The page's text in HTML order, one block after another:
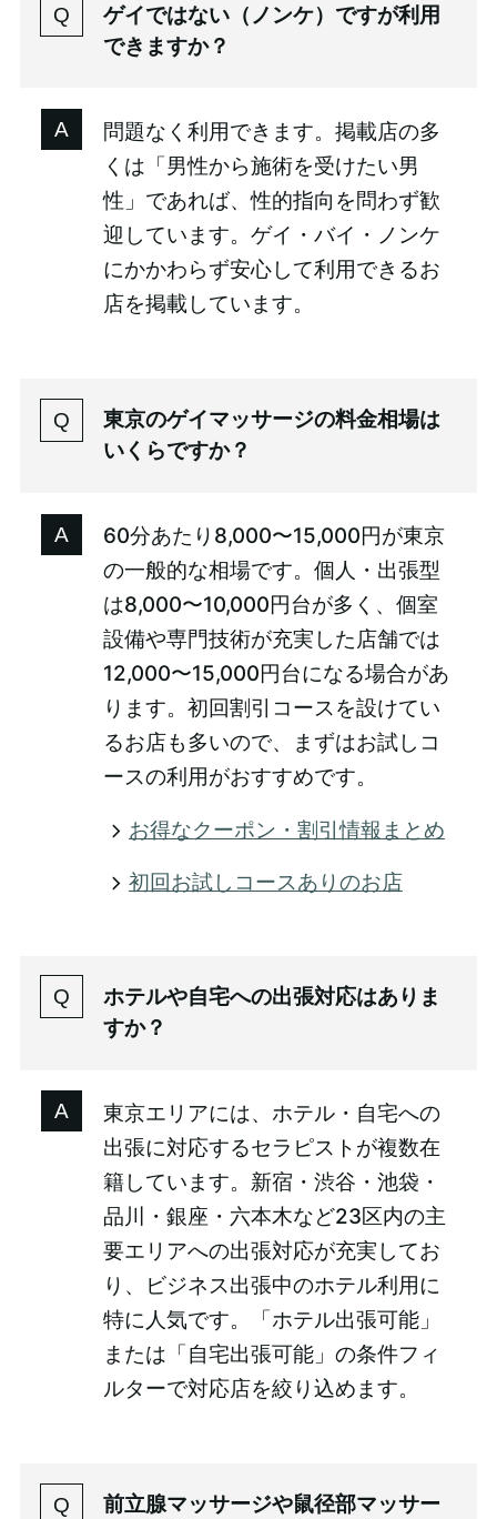
ゲイではない（ノンケ）ですが利用
できますか？
問題なく利用できます。掲載店の多
くは「男性から施術を受けたい男
性」であれば、性的指向を問わず歓
迎しています。ゲイ・バイ・ノンケ
にかかわらず安心して利用できるお
店を掲載しています。
東京のゲイマッサージの料金相場は
いくらですか？
60分あたり8,000〜15,000円が東京
の一般的な相場です。個人・出張型
は8,000〜10,000円台が多く、個室
設備や専門技術が充実した店舗では
12,000〜15,000円台になる場合があ
ります。初回割引コースを設けてい
るお店も多いので、まずはお試しコ
ースの利用がおすすめです。
お得なクーポン・割引情報まとめ
初回お試しコースありのお店
ホテルや自宅への出張対応はありま
すか？
東京エリアには、ホテル・自宅への
出張に対応するセラピストが複数在
籍しています。新宿・渋谷・池袋・
品川・銀座・六本木など23区内の主
要エリアへの出張対応が充実してお
り、ビジネス出張中のホテル利用に
特に人気です。「ホテル出張可能」
または「自宅出張可能」の条件フィ
ルターで対応店を絞り込めます。
前立腺マッサージや鼠径部マッサー